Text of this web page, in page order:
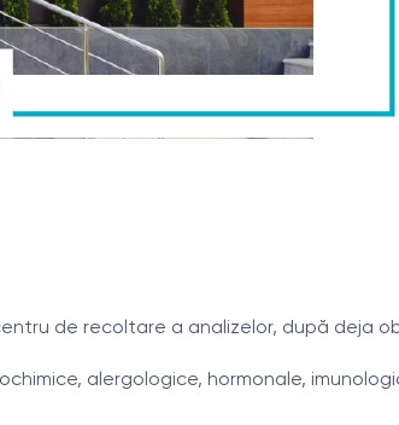
de recoltare a analizelor, după deja
alergologice, hormonale,